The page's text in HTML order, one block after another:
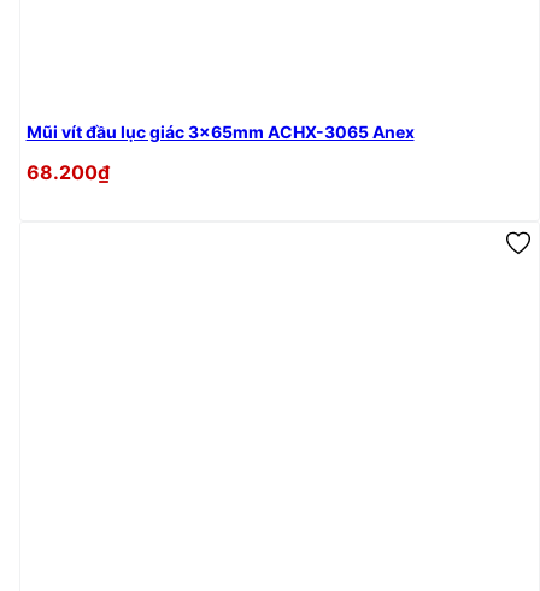
Mũi vít đầu lục giác 3x65mm ACHX-3065 Anex
68.200₫